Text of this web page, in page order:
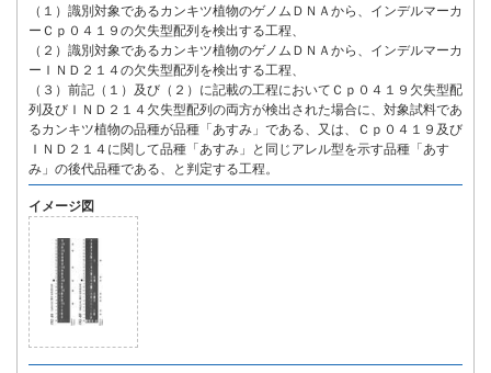
（１）識別対象であるカンキツ植物のゲノムＤＮＡから、インデルマーカ
ーＣｐ０４１９の欠失型配列を検出する工程、
（２）識別対象であるカンキツ植物のゲノムＤＮＡから、インデルマーカ
ーＩＮＤ２１４の欠失型配列を検出する工程、
（３）前記（１）及び（２）に記載の工程においてＣｐ０４１９欠失型配
列及びＩＮＤ２１４欠失型配列の両方が検出された場合に、対象試料であ
るカンキツ植物の品種が品種「あすみ」である、又は、Ｃｐ０４１９及び
ＩＮＤ２１４に関して品種「あすみ」と同じアレル型を示す品種「あす
み」の後代品種である、と判定する工程。
イメージ図